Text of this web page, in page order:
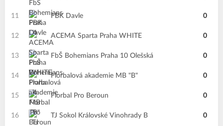
11 FBK Davle 0
12 ACEMA Sparta Praha WHITE 0
13 FbŠ Bohemians Praha 10 Olešská 0
14 Florbalová akademie MB "B" 0
15 Florbal Pro Beroun 0
16 TJ Sokol Královské Vinohrady B 0